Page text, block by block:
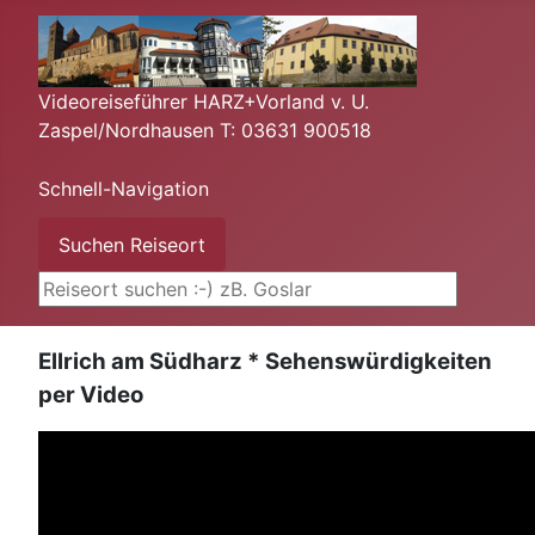
Videoreiseführer HARZ+Vorland v. U.
Zaspel/Nordhausen T: 03631 900518
Schnell-Navigation
Suchen Reiseort
Ellrich am Südharz * Sehenswürdigkeiten
per Video